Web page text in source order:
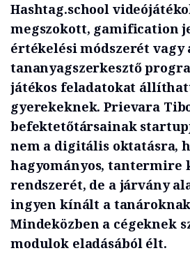
Hashtag.school
megszokott, gamification
értékelési módszerét vagy
tananyagszerkesztő
játékos feladatokat
gyerekeknek. Prievara
befektetőtársainak
nem a digitális oktatásra,
hagyományos, tantermire
rendszerét, de a járvány
ingyen kínált a
Mindeközben a cégeknek
modulok eladásából élt.